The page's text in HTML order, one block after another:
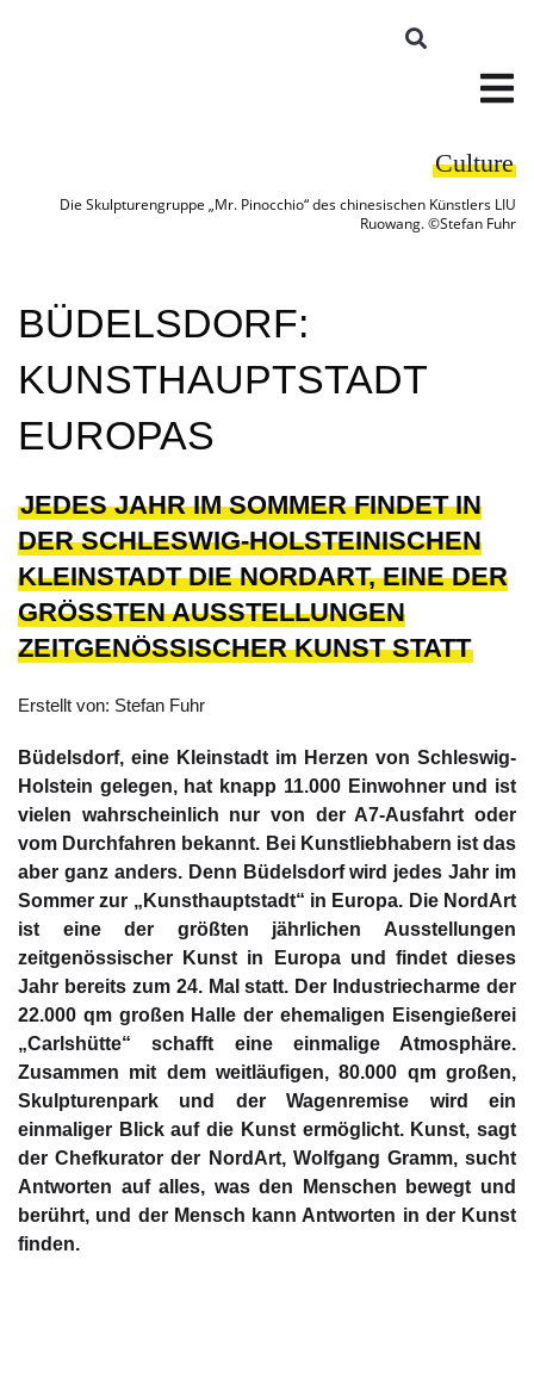
Culture
Die Skulpturengruppe „Mr. Pinocchio“ des chinesischen Künstlers LIU
Ruowang. ©Stefan Fuhr
BÜDELSDORF:
KUNSTHAUPTSTADT
EUROPAS
JEDES JAHR IM SOMMER FINDET IN
DER SCHLESWIG-HOLSTEINISCHEN
KLEINSTADT DIE NORDART, EINE DER
GRÖSSTEN AUSSTELLUNGEN Z
EITGENÖSSISCHER KUNST STATT
Erstellt von: Stefan Fuhr
Büdelsdorf, eine Kleinstadt im Herzen von Schleswig-
Holstein gelegen, hat knapp 11.000 Einwohner und ist
vielen wahrscheinlich nur von der A7-Ausfahrt oder
vom Durchfahren bekannt. Bei Kunstliebhabern ist das
aber ganz anders. Denn Büdelsdorf wird jedes Jahr im
Sommer zur „Kunsthauptstadt“ in Europa. Die NordArt
ist eine der größten jährlichen Ausstellungen
zeitgenössischer Kunst in Europa und findet dieses
Jahr bereits zum 24. Mal statt. Der Industriecharme der
22.000 qm großen Halle der ehemaligen Eisengießerei
„Carlshütte“ schafft eine einmalige Atmosphäre.
Zusammen mit dem weitläufigen, 80.000 qm großen,
Skulpturenpark und der Wagenremise wird ein
einmaliger Blick auf die Kunst ermöglicht. Kunst, sagt
der Chefkurator der NordArt, Wolfgang Gramm, sucht
Antworten auf alles, was den Menschen bewegt und
berührt, und der Mensch kann Antworten in der Kunst
finden.